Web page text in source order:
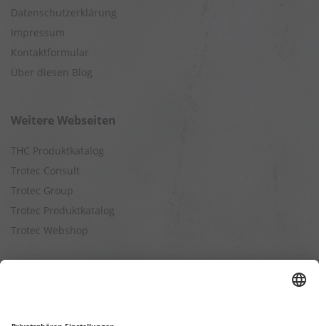
Datenschutzerklärung
Impressum
Kontaktformular
Über diesen Blog
Weitere Webseiten
THC Produktkatalog
Trotec Consult
Trotec Group
Trotec Produktkatalog
Trotec Webshop